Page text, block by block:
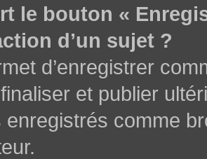
le bouton «
d’un sujet ?
d’enregistrer
et publier
enregistrés comme